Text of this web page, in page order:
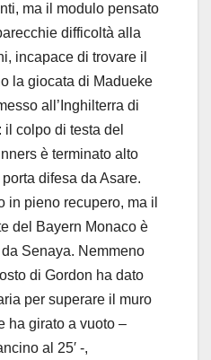
ma il modulo pensato
difficoltà alla
incapace di trovare il
la giocata di Madueke
all’Inghilterra di
colpo di testa del
è terminato alto
difesa da Asare.
in pieno recupero, ma il
del Bayern Monaco è
Senaya. Nemmeno
di Gordon ha dato
per superare il muro
ha girato a vuoto –
al 25′ -,